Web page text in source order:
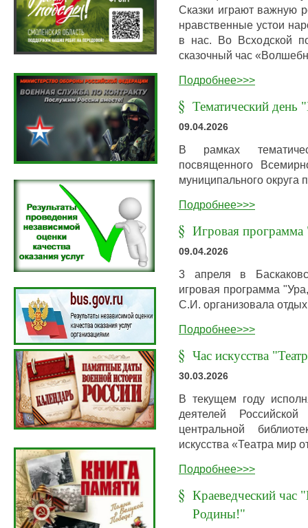
Сказки играют важную
нравственные устои
в нас. Во Всходской
сказочный час
Подробнее>>>
Тематический день
09.04.2026
В рамках
посвященного
муниципального
Подробнее>>>
Игровая
09.04.2026
3 апреля в
игровая программа
С.И. организовала
Подробнее>>>
Час искусства
30.03.2026
В текущем году
деятелей
центральной
искусства «Театра мир
Подробнее>>>
Краеведческий час
Родины!"